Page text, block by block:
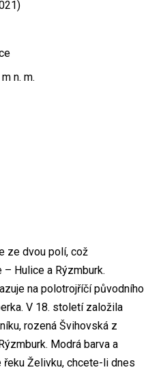
n. m.
ze dvou polí, což
Hulice a Rýzmburk.
na polotrojříčí původního
V 18. století založila
rozená Švihovská z
Modrá barva a
Želivku, chcete-li dnes